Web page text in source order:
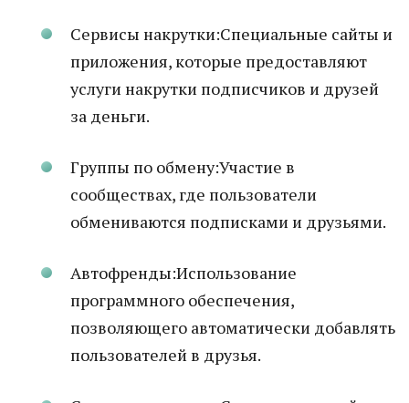
Сервисы накрутки:Специальные сайты и
приложения, которые предоставляют
услуги накрутки подписчиков и друзей
за деньги.
Группы по обмену:Участие в
сообществах, где пользователи
обмениваются подписками и друзьями.
Автофренды:Использование
программного обеспечения,
позволяющего автоматически добавлять
пользователей в друзья.